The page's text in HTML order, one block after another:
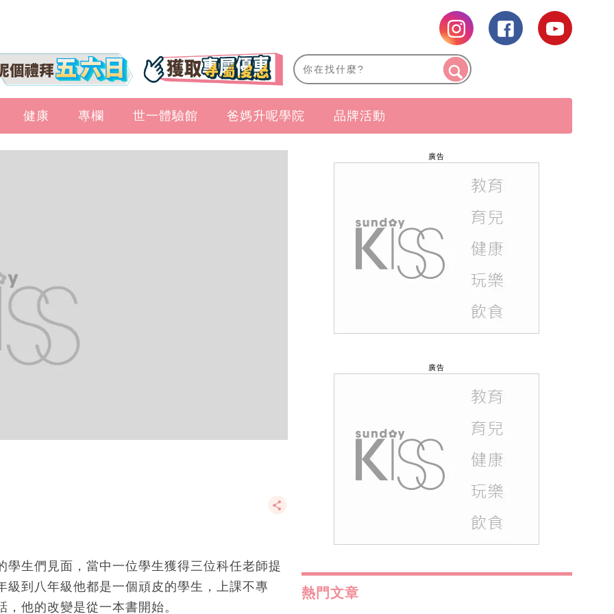
健康 專欄 世一體驗館 爸媽升呢學院 品牌活動
生們見面，當中一位學生獲得三位科任老師提
到八年級他都是一個頑皮的學生，上課不專
他的改變是從一本書開始。
廣告
廣告
熱門文章